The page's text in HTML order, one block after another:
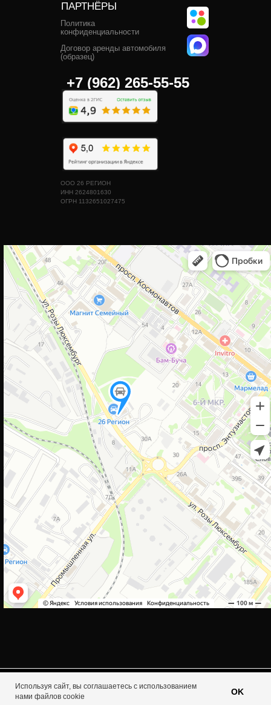
ООО 26 РЕГИОН
ИНН 2624801630
ОГРН 1132651027475
Политика
конфиденциальности
Договор аренды автомобиля
(образец)
ПАРТНЁРЫ
+7 (962) 265-55-55‬
Используя сайт, вы соглашаетесь с использованием
нами файлов cookie
OK
Made on Tilda